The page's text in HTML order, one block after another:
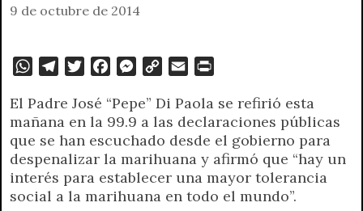
9 de octubre de 2014
W
a
t
s
A
p
p
l
e
g
r
a
m
i
t
t
e
r
c
e
b
o
o
k
M
s
s
e
n
g
e
p
y
L
i
n
k
a
i
l
n
t
F
r
i
El Padre José “Pepe” Di Paola se refirió esta
mañana en la 99.9 a las declaraciones públicas
que se han escuchado desde el gobierno para
despenalizar la marihuana y afirmó que “hay un
interés para establecer una mayor tolerancia
social a la marihuana en todo el mundo”.